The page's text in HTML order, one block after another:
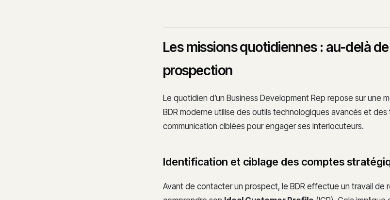
Les missions quotidiennes : au-delà
prospection
Le quotidien d’un Business Development Rep repose sur une
BDR moderne utilise des outils technologiques avancés et
communication ciblées pour engager ses interlocuteurs.
Identification et ciblage des comptes
Avant de contacter un prospect, le BDR effectue un travail de